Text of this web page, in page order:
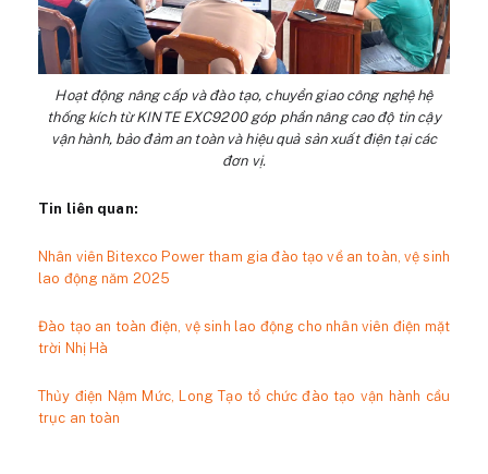
Hoạt động nâng cấp và đào tạo, chuyển giao công nghệ hệ
thống kích từ KINTE EXC9200 góp phần nâng cao độ tin cậy
vận hành, bảo đảm an toàn và hiệu quả sản xuất điện tại các
đơn vị.
Tin liên quan:
Nhân viên Bitexco Power tham gia đào tạo về an toàn, vệ sinh
lao động năm 2025
Đào tạo an toàn điện, vệ sinh lao động cho nhân viên điện mặt
trời Nhị Hà
Thủy điện Nậm Mức, Long Tạo tổ chức đào tạo vận hành cầu
trục an toàn